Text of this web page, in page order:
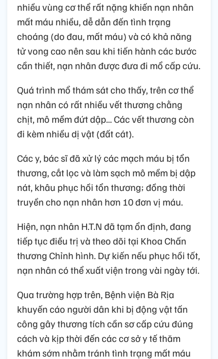
nhiều vùng cơ thể rất nặng khiến nạn nhân
mất máu nhiều, dễ dẫn đến tình trạng
choáng (do đau, mất máu) và có khả năng
tử vong cao nên sau khi tiến hành các bước
cần thiết, nạn nhân được đưa đi mổ cấp cứu.
Quá trình mổ thám sát cho thấy, trên cơ thể
nạn nhân có rất nhiều vết thương chằng
chịt, mô mềm đứt dập... Các vết thương còn
đi kèm nhiều dị vật (đất cát).
Các y, bác sĩ đã xử lý các mạch máu bị tổn
thương, cắt lọc và làm sạch mô mềm bị dập
nát, khâu phục hồi tổn thương; đồng thời
truyền cho nạn nhân hơn 10 đơn vị máu.
Hiện, nạn nhân H.T.N đã tạm ổn định, đang
tiếp tục điều trị và theo dõi tại Khoa Chấn
thương Chỉnh hình. Dự kiến nếu phục hồi tốt,
nạn nhân có thể xuất viện trong vài ngày tới.
Qua trường hợp trên, Bệnh viện Bà Rịa
khuyến cáo người dân khi bị động vật tấn
công gây thương tích cần sơ cấp cứu đúng
cách và kịp thời đến các cơ sở y tế thăm
khám sớm nhằm tránh tình trạng mất máu